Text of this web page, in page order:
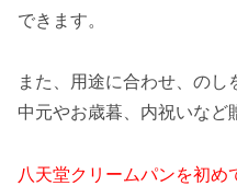
できます。
また、用途に合わせ、の
中元やお歳暮、内祝いなど
八天堂クリームパンを初